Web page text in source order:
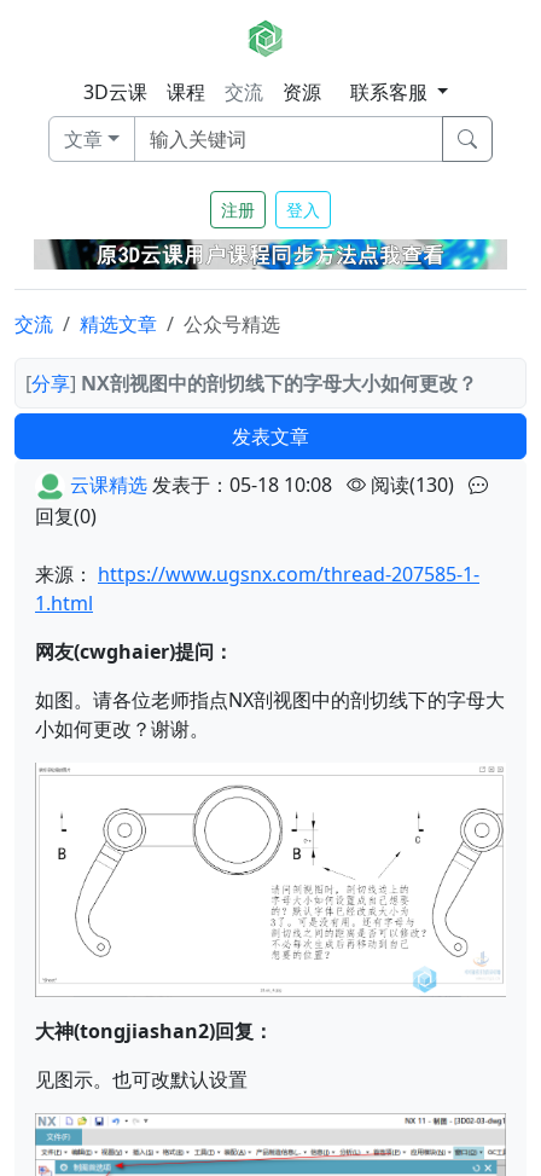
3D云课 课程 交流 资源
联系客服
文章
注册 登入
交流 精选文章 公众号精选
[分享] NX剖视图中的剖切线下的字母大小如何更改？
发表文章
云课精选发表于：05-18 10:08
阅读(130)
回复(0)
来源： https://www.ugsnx.com/thread-207585-1-
1.html
网友(cwghaier)提问：
如图。请各位老师指点NX剖视图中的剖切线下的字母大
小如何更改？谢谢。
大神(tongjiashan2)回复：
见图示。也可改默认设置